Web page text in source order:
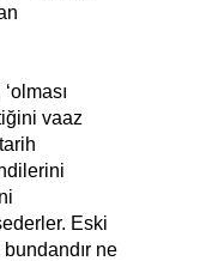
vaaz
Eski
ne